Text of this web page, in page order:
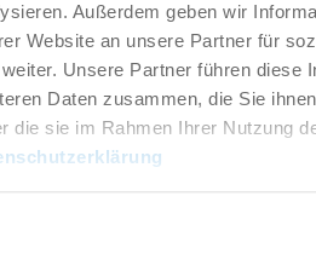
Außerdem geben wir
Website an unsere Partner für
Unsere Partner führen diese
Daten zusammen, die Sie ihnen
die sie im Rahmen Ihrer Nutzung
w klasie miniaturowej,
wysoką absorpcję energii.